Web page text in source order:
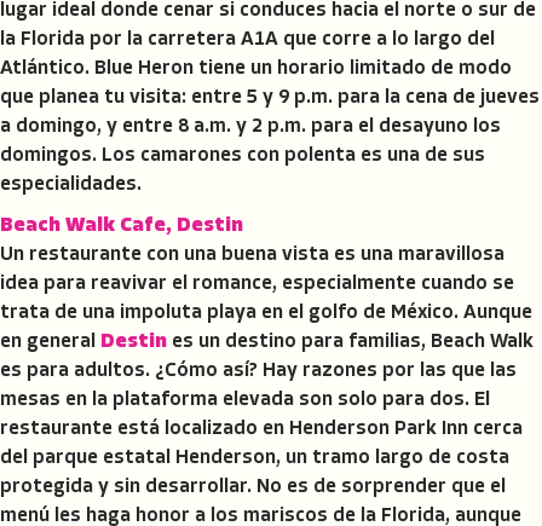
lugar ideal donde cenar si conduces hacia el norte o sur de
la Florida por la carretera A1A que corre a lo largo del
Atlántico. Blue Heron tiene un horario limitado de modo
que planea tu visita: entre 5 y 9 p.m. para la cena de jueves
a domingo, y entre 8 a.m. y 2 p.m. para el desayuno los
domingos. Los camarones con polenta es una de sus
especialidades.
Beach Walk Cafe, Destin
Un restaurante con una buena vista es una maravillosa
idea para reavivar el romance, especialmente cuando se
trata de una impoluta playa en el golfo de México. Aunque
en general Destin es un destino para familias, Beach Walk
es para adultos. ¿Cómo así? Hay razones por las que las
mesas en la plataforma elevada son solo para dos. El
restaurante está localizado en Henderson Park Inn cerca
del parque estatal Henderson, un tramo largo de costa
protegida y sin desarrollar. No es de sorprender que el
menú les haga honor a los mariscos de la Florida, aunque